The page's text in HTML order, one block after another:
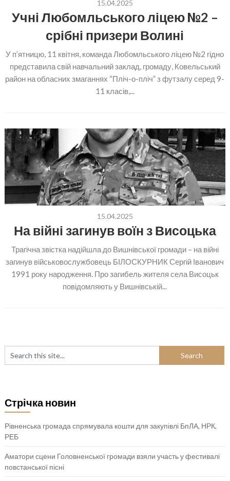
15.04.2025
Учні Любомльського ліцею №2 –
срібні призери Волині
У п’ятницю, 11 квітня, команда Любомльського ліцею №2 гідно
представила свій навчальний заклад, громаду, Ковельський
район на обласних змаганнях “Пліч-о-пліч” з футзалу серед 9-
11 класів,...
15.04.2025
На війні загинув воїн з Висоцька
Трагічна звістка надійшла до Вишнівської громади – на війні
загинув військовослужбовець БІЛОСКУРНИК Сергій Іванович
1991 року народження. Про загибель жителя села Висоцьк
повідомляють у Вишнівській...
Стрічка новин
Рівненська громада спрямувала кошти для закупівлі БпЛА, НРК,
РЕБ
Аматори сцени Головненської громади взяли участь у фестивалі
повстанської пісні